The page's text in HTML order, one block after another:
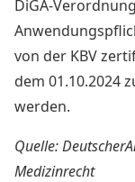
DiGA-
von der KBV
dem 01.10.2024
werden.
Quelle:
Medizinrecht